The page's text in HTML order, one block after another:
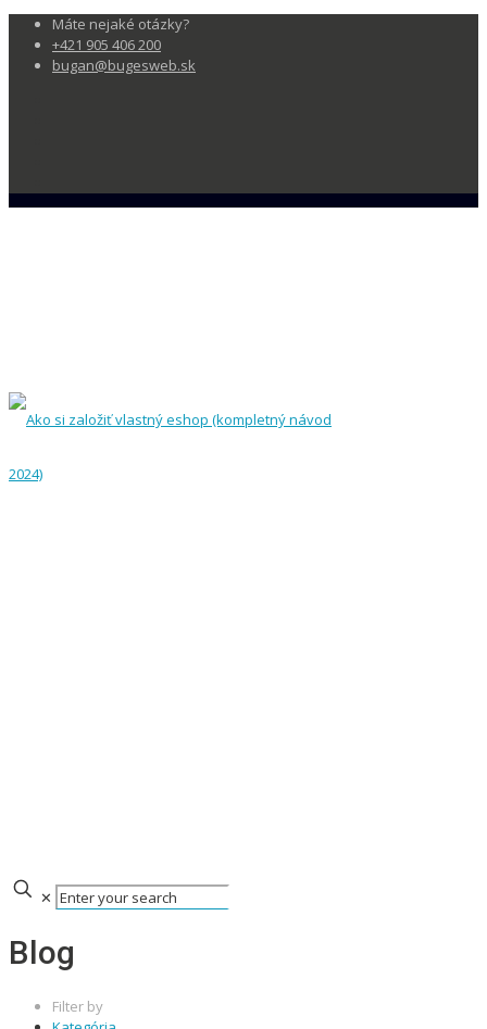
Máte nejaké otázky?
+421 905 406 200
bugan@bugesweb.sk
✕
Blog
Filter by